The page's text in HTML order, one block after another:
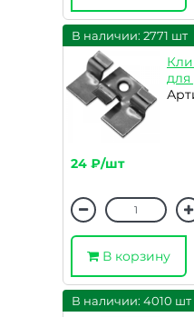
В наличии: 2771 шт
24 ₽/шт
В корзину
В наличии: 4010 шт